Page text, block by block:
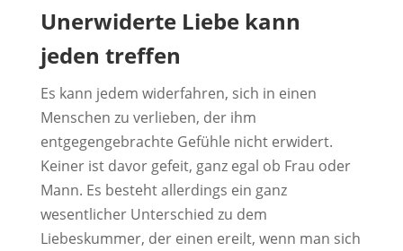
Unerwiderte Liebe kann
jeden treffen
Es kann jedem widerfahren, sich in einen
Menschen zu verlieben, der ihm
entgegengebrachte Gefühle nicht erwidert.
Keiner ist davor gefeit, ganz egal ob Frau oder
Mann. Es besteht allerdings ein ganz
wesentlicher Unterschied zu dem
Liebeskummer, der einen ereilt, wenn man sich